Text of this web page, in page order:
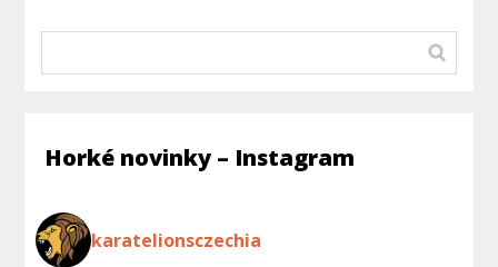
Horké novinky – Instagram
karatelionsczechia